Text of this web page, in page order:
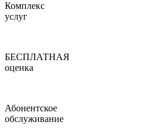
Комплекс
услуг
БЕСПЛАТНАЯ
оценка
Абонентское
обслуживание